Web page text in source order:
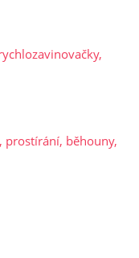
prostírání, běhouny,